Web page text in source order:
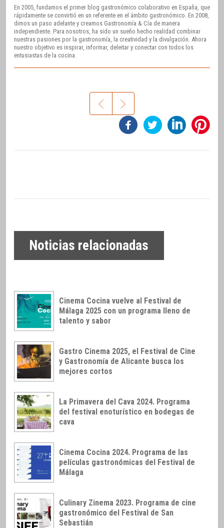
En 2005, fundamos el primer blog gastronómico colaborativo en España, que
rápidamente se convirtió en un referente en el ámbito gastronómico. En 2008,
dimos un paso adelante y creamos Gastronomía & Cía de manera
independiente. Para nosotros, ha sido un sueño hecho realidad combinar
nuestras pasiones por la gastronomía, la creatividad y la divulgación. Ahora
nuestro objetivo es inspirar, informar, deleitar y conectar con todos los
entusiastas de la cocina.
Noticias relacionadas
Cinema Cocina vuelve al Festival de
Málaga 2025 con un programa lleno de
talento y sabor
Gastro Cinema 2025, el Festival de Cine
y Gastronomía de Alicante busca los
mejores cortos
La Primavera del Cava 2024. Programa
del festival enoturístico en bodegas de
cava
Cinema Cocina 2024. Programa de las
películas gastronómicas del Festival de
Málaga
Culinary Zinema 2023. Programa de cine
gastronómico del Festival de San
Sebastián